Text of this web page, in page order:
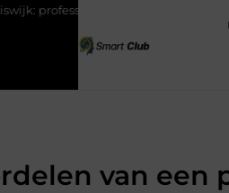
voor een actief leven
van een